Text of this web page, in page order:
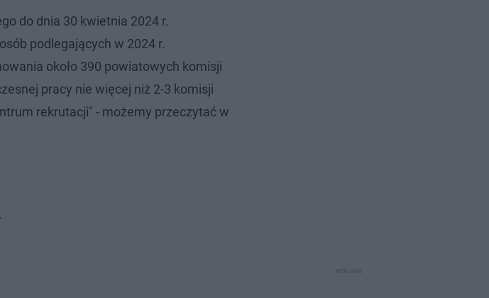
do dnia 30 kwietnia 2024 r.
podlegających w 2024 r.
około 390 powiatowych komisji
pracy nie więcej niż 2-3 komisji
rekrutacji" - możemy przeczytać w